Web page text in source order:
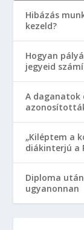
Hibázás
kezeld?
Hogyan
jegyeid
A daganatok
„Kiléptem a
diákinterjú a
Diploma
ugyanonnan